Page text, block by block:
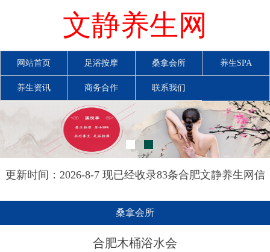
文静养生网
网站首页 足浴按摩 桑拿会所 养生SPA
养生资讯 商务合作 联系我们
更新时间：2026-8-7 现已经收录83条合肥文静养生网信
桑拿会所
合肥木桶浴水会